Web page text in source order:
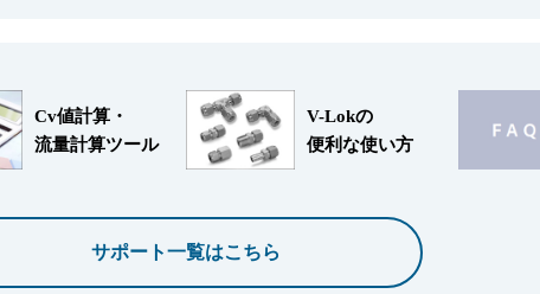
Cv値計算・
流量計算ツール
V-Lokの
便利な使い方
サポート一覧はこちら